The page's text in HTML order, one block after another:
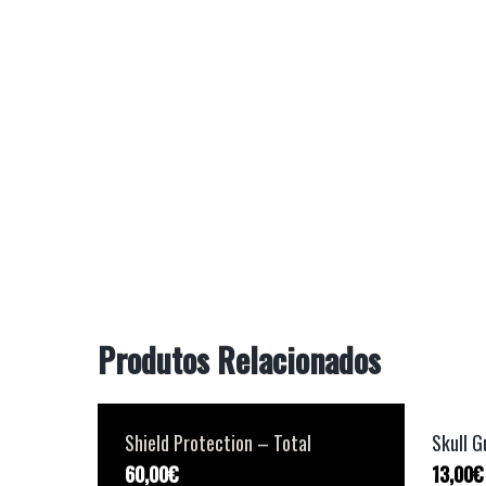
Produtos Relacionados
Shield Protection – Total
60,00€
Skull
13,00€